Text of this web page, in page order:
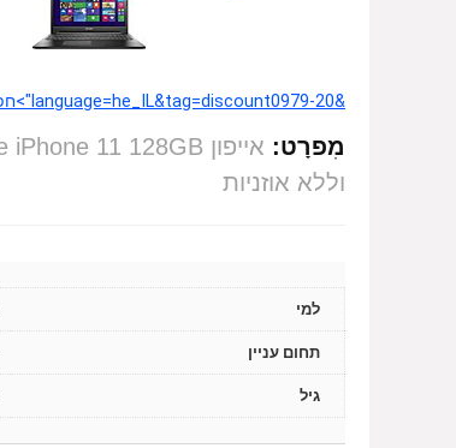
&language=he_IL&tag=discount0979-20">חפש את המוצר באמזון
מִפרָט: אייפון Apple iPhone 11 128GB צבע שחור – שנה אחריות יבואן רשמי –
וללא אוזניות
למי
תחום עניין
גיל